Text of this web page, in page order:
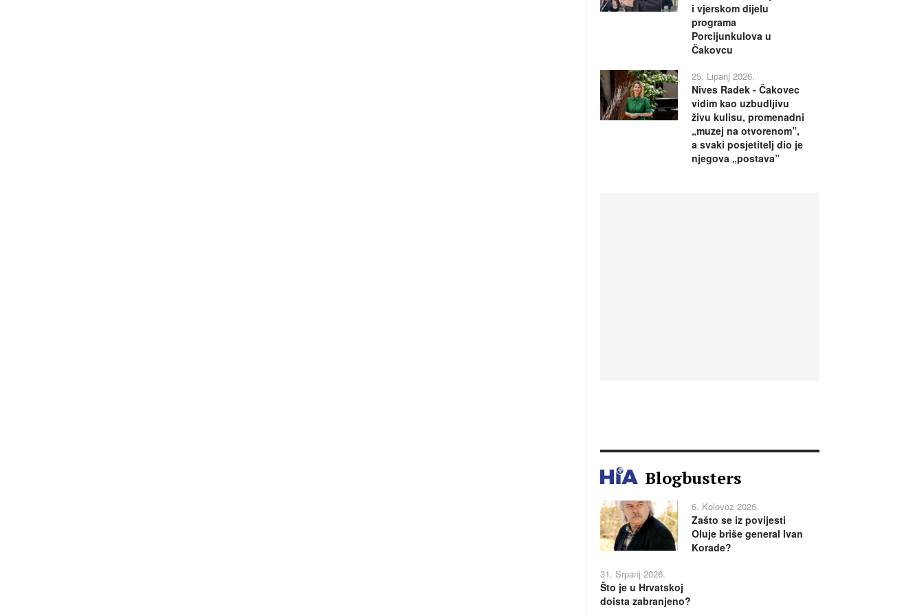
i vjerskom dijelu
programa
Porcijunkulova u
Čakovcu
25. Lipanj 2026.
Nives Radek - Čakovec
vidim kao uzbudljivu
živu kulisu, promenadni
„muzej na otvorenom”,
a svaki posjetitelj dio je
njegova „postava”
Blogbusters
6. Kolovoz 2026.
Zašto se iz povijesti
Oluje briše general Ivan
Korade?
31. Srpanj 2026.
Što je u Hrvatskoj
doista zabranjeno?